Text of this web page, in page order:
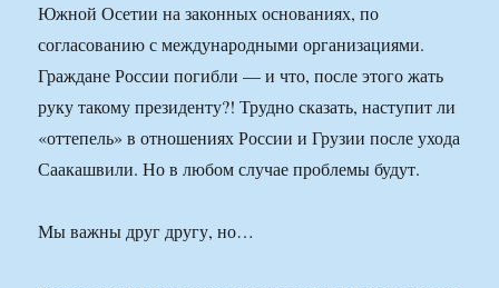
Южной Осетии на законных основаниях, по
согласованию с международными организациями.
Граждане России погибли — и что, после этого жать
руку такому президенту?! Трудно сказать, наступит ли
«оттепель» в отношениях России и Грузии после ухода
Саакашвили. Но в любом случае проблемы будут.
Мы важны друг другу, но…